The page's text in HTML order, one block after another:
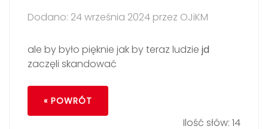
Dodano: 24 września 2024 przez OJiKM
ale by było pięknie jak by teraz ludzie jd
zaczęli skandować
« POWRÓT
Ilość słów: 14